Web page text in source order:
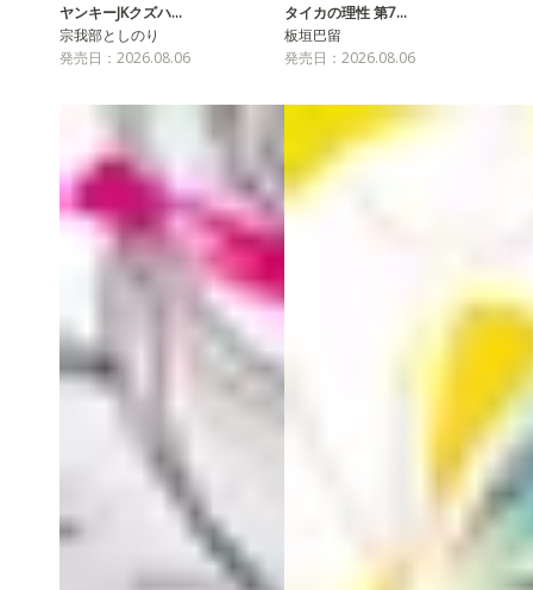
ヤンキーJKクズハ…
宗我部としのり
発売日：2026.08.06
タイカの理性 第7…
板垣巴留
発売日：2026.08.06